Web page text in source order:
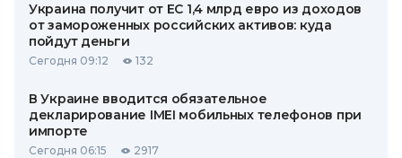
Украина получит от ЕС 1,4 млрд евро из доходов
от замороженных российских активов: куда
пойдут деньги
Сегодня 09:12 132
В Украине вводится обязательное
декларирование IMEI мобильных телефонов при
импорте
Сегодня 06:15 2917